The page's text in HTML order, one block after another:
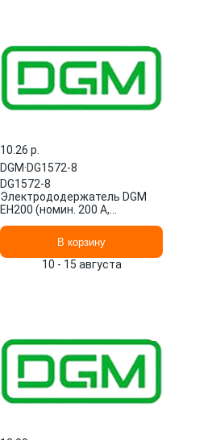
10.26 p.
DGM·DG1572-8
DG1572-8
Электрододержатель DGM
EH200 (номин. 200 А,
В корзину
10 - 15 августа